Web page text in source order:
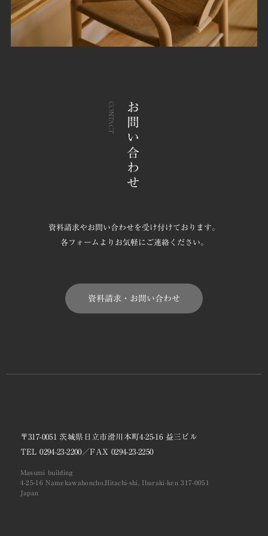
お問い合わせ
CONTACT
資料請求やお問い合わせを受け付けております。
各フォームよりお気軽にご連絡ください。
資料請求・お問い合わせ
〒317-0051 茨城県日立市滑川本町4-25-16 益三ビル
TEL0294-23-2200／FAX 0294-23-2250
Masumi building
4-25-16 Namekawahoncho,Hitachi-shi, Ibaraki-ken 317-0051
Japan